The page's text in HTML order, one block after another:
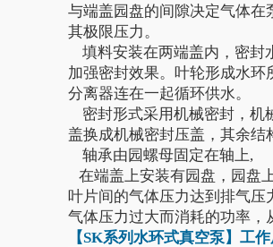
与端盖园盘的间隙决定气体
其极限压力。
填料安装在两端盖内，密封
加强密封效果。叶轮形成水
分离器连在一起循环供水。
密封形式采用机械密封，机
盖换成机械密封压盖，其余结
轴承由园螺母固定在轴上,
在端盖上安装有园盘，园盘
叶片间的气体压力达到排气
气体压力过大而消耗的功率
【SK系列 水环式真空泵】工